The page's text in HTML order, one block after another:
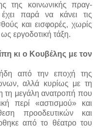
της κοινωνικής πραγ­
παρά να κάνει τις
και εισφορές, χωρίς
εργοδοτική τάξη.
κι ο Κουβέλης με τον
από την εποχή της
αλλά κυρίως με τη
τη μεγάλη ανατροπή που
περί «αστισμού» και
προοδευτικών και
από το θέατρο του